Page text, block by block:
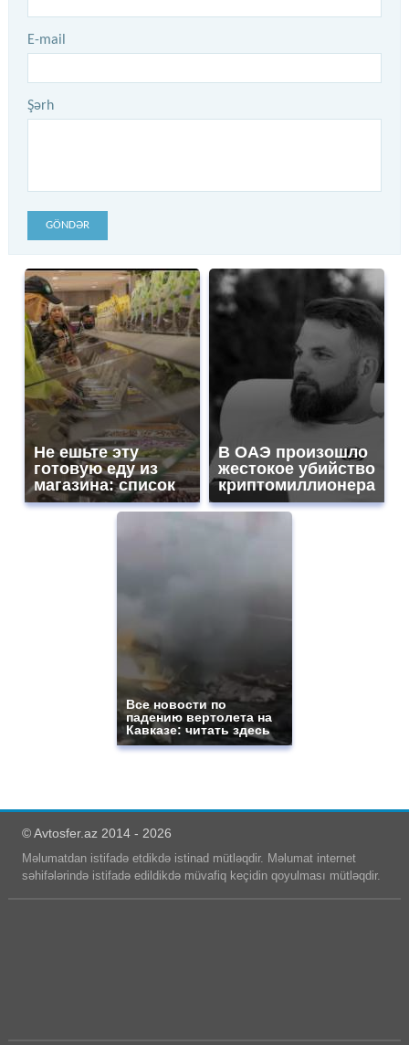
E-mail
Şərh
GÖNDƏR
Не ешьте эту
готовую еду из
магазина: список
В ОАЭ произошло
жестокое убийство
криптомиллионера
Все новости по
падению вертолета на
Кавказе: читать здесь
© Avtosfer.az 2014 - 2026
Məlumatdan istifadə etdikdə istinad mütləqdir. Məlumat internet
səhifələrində istifadə edildikdə müvafiq keçidin qoyulması mütləqdir.